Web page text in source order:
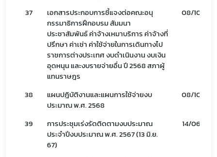
37
เอกสารประกอบการชี้แจงต่อคณะอนุ
กรรมาธิการฝึกอบรม สัมมนา
ประชาสัมพันธ์ ค่าจ้างเหมาบริการ ค่าจ้างที่
ปรึกษา ค่าเช่า ค่าใช้จ่ายในการเดินทางไป
ราชการต่างประเทศ งบดำเนินงาน งบเงิน
อุดหนุน และงบรายจ่ายอื่น ปี 2568 สภาผู้
แทนราษฎร
08/10/67
38
แผนปฎิบัติงานและแผนการใช้จ่ายงบ
ประมาณ พ.ศ. 2568
08/10/67
39
การประชุมเร่งรัดติดตามงบประมาณ
ประจำปีงบประมาณ พ.ศ. 2567 (13 มิ.ย.
67)
14/06/67